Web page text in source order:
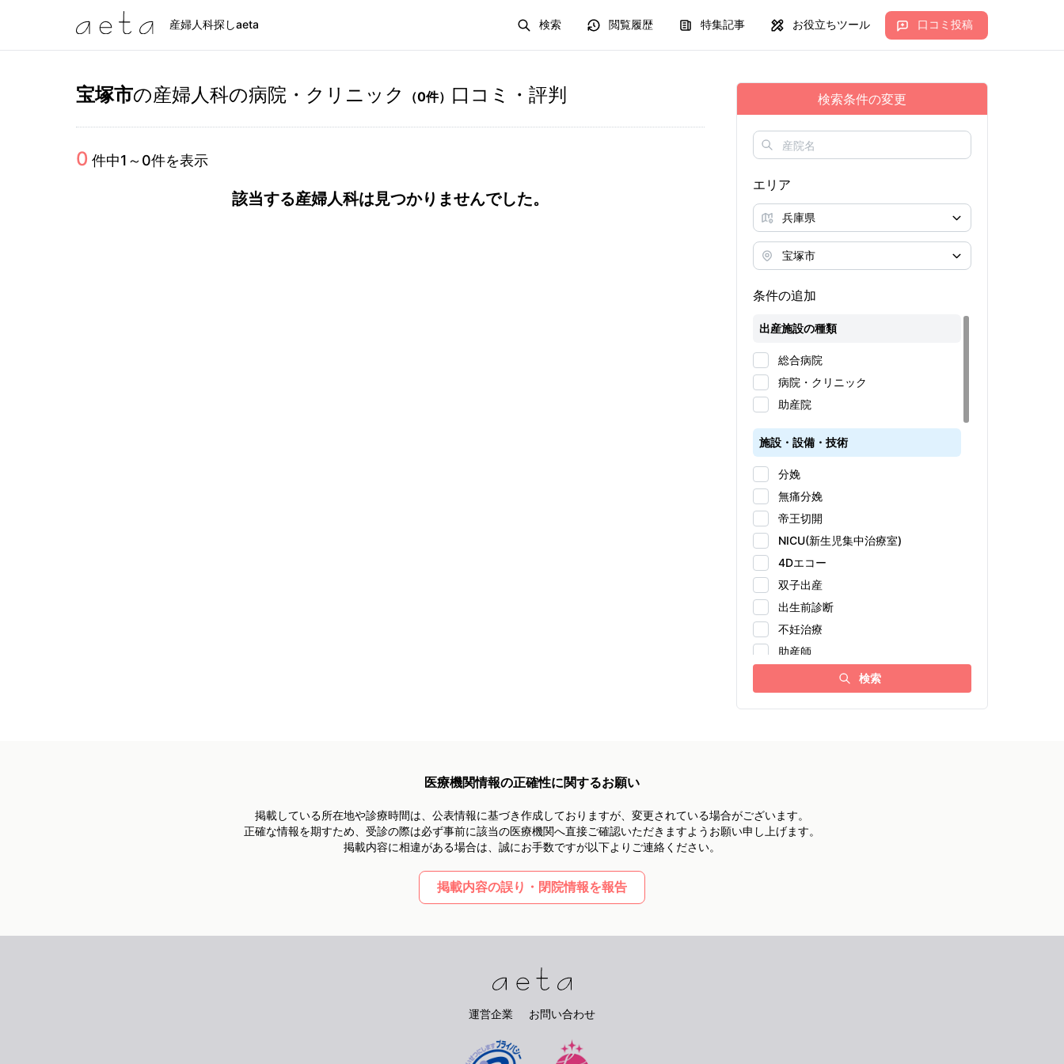
産婦人科探しaeta 検索 閲覧履歴 特集記事 お役立ちツール 口コミ投稿
宝塚市の産婦人科の病院・クリニック （0件） 口コミ・評判
0 件中1 ～ 0件を表示
該当する産婦人科は見つかりませんでした。
検索条件の変更
エリア
条件の追加
出産施設の種類
総合病院
病院・クリニック
助産院
施設・設備・技術
分娩
無痛分娩
帝王切開
NICU(新生児集中治療室)
4Dエコー
双子出産
出生前診断
不妊治療
助産師
アドバンス助産師
女性医師
オステオパシー分娩
検索
医療機関情報の正確性に関するお願い
掲載している所在地や診療時間は、 公表情報に基づき作成しておりますが、 変更されている場合がございます。
正確な情報を期すため、受診の際は必ず事前に該当の医療機関へ直接ご確認いただきますよう お願い申し上げます。
掲載内容に相違がある場合は、 誠にお手数ですが以下よりご連絡ください。
掲載内容の誤り・閉院情報を報告
運営企業 お問い合わせ